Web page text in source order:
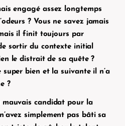
engagé assez longtemps
? Vous ne savez jamais
il finit toujours par
sortir du contexte initial
le distrait de sa quête ?
bien et la suivante il n’a
?
mauvais candidat pour la
simplement pas bâti sa